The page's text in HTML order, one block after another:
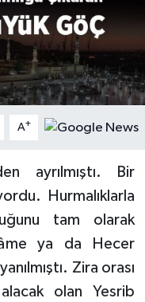
A+
ayrılmıştı. Bir
Hurmalıklarla
tam olarak
ya da Hecer
Zira orası
olan Yesrib